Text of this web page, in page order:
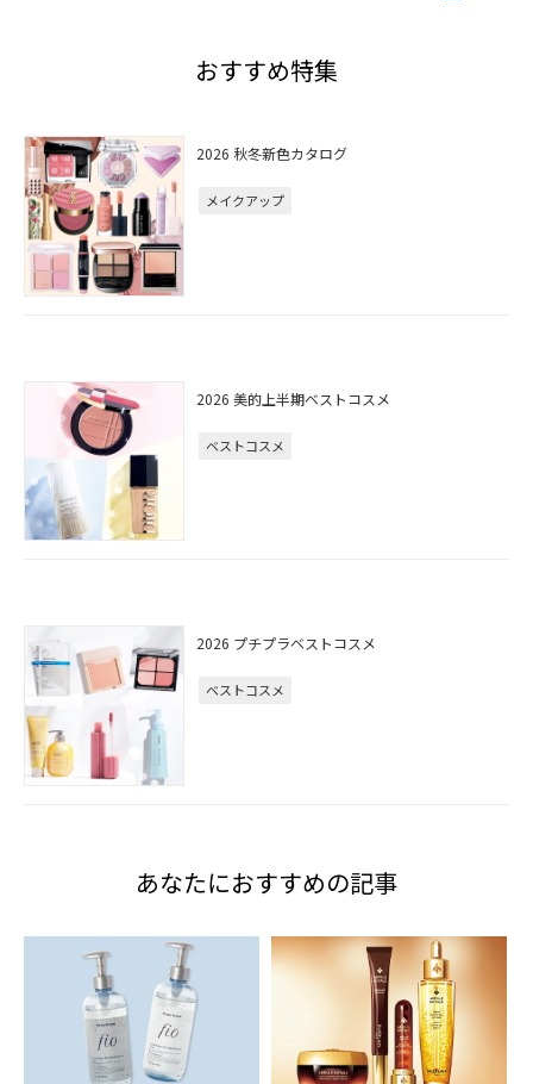
おすすめ特集
2026 秋冬新色カタログ
メイクアップ
2026 美的上半期ベストコスメ
ベストコスメ
2026 プチプラベストコスメ
ベストコスメ
あなたにおすすめの記事